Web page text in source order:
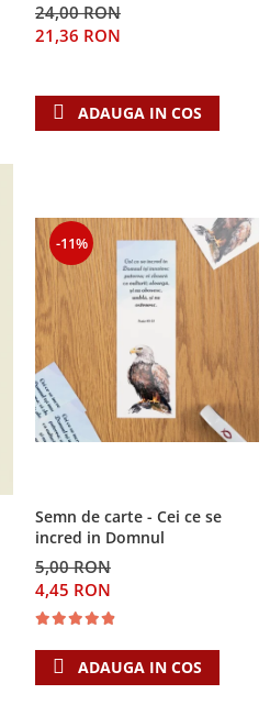
24,00 RON
21,36 RON
ADAUGA IN COS
-11%
Semn de carte - Cei ce se
incred in Domnul
5,00 RON
4,45 RON
ADAUGA IN COS